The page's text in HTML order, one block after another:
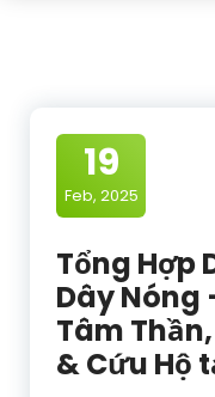
19
Feb, 2025
Tổng Hợp
Dây Nóng
Tâm
& Cứu Hộ